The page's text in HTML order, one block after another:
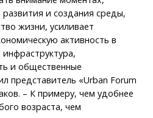
и создания среды,
жизни, усиливает
активность в
и общественные
представитель «Urban Forum
– К примеру, чем удобнее
возраста, чем